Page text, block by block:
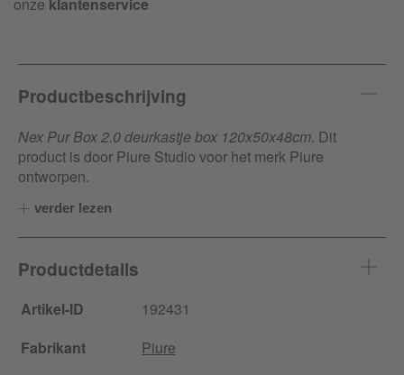
Productbeschrijving
Nex Pur Box 2.0 deurkastje box 120x50x48cm. Dit
product is door Piure Studio voor het merk Piure
ontworpen.
verder lezen
Productdetails
Artikel-ID
192431
Fabrikant
Piure